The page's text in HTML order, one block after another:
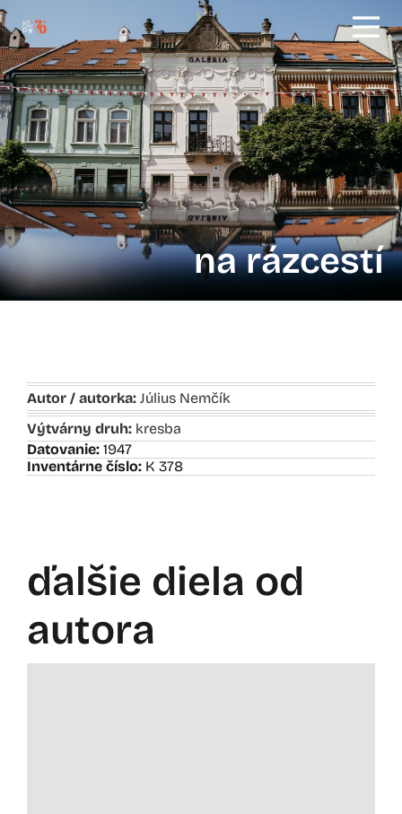
na rázcestí
Autor / autorka: Július Nemčík
Výtvárny druh: kresba
Datovanie: 1947
Inventárne číslo: K 378
ďalšie diela od
autora